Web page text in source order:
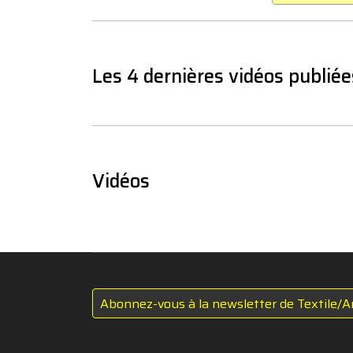
Les 4 dernières vidéos
Vidéos
Abonnez-vous à la newsletter de Textile/